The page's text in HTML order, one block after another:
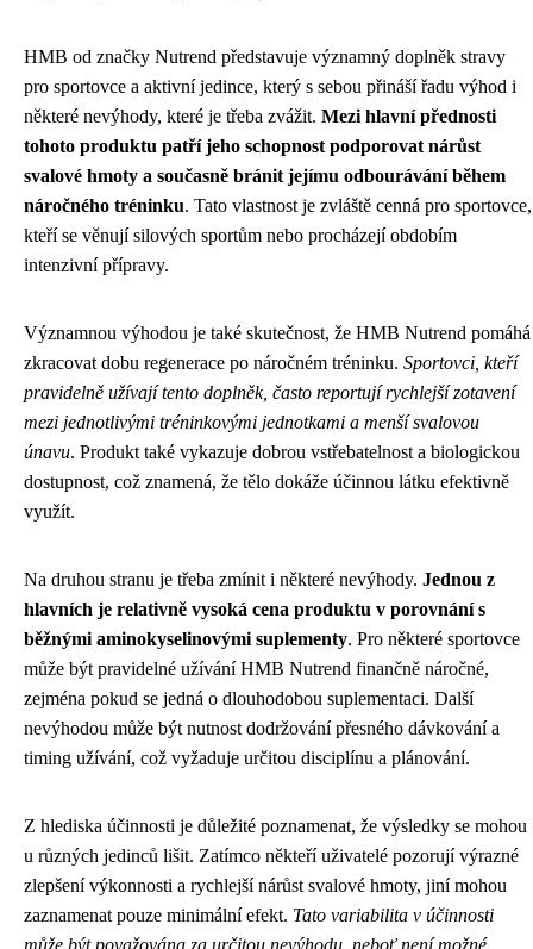
HMB od značky Nutrend představuje významný doplněk stravy
pro sportovce a aktivní jedince, který s sebou přináší řadu výhod i
některé nevýhody, které je třeba zvážit. Mezi hlavní přednosti
tohoto produktu patří jeho schopnost podporovat nárůst
svalové hmoty a současně bránit jejímu odbourávání během
náročného tréninku. Tato vlastnost je zvláště cenná pro sportovce,
kteří se věnují silových sportům nebo procházejí obdobím
intenzivní přípravy.
Významnou výhodou je také skutečnost, že HMB Nutrend pomáhá
zkracovat dobu regenerace po náročném tréninku. Sportovci, kteří
pravidelně užívají tento doplněk, často reportují rychlejší zotavení
mezi jednotlivými tréninkovými jednotkami a menší svalovou
únavu. Produkt také vykazuje dobrou vstřebatelnost a biologickou
dostupnost, což znamená, že tělo dokáže účinnou látku efektivně
využít.
Na druhou stranu je třeba zmínit i některé nevýhody. Jednou z
hlavních je relativně vysoká cena produktu v porovnání s
běžnými aminokyselinovými suplementy. Pro některé sportovce
může být pravidelné užívání HMB Nutrend finančně náročné,
zejména pokud se jedná o dlouhodobou suplementaci. Další
nevýhodou může být nutnost dodržování přesného dávkování a
timing užívání, což vyžaduje určitou disciplínu a plánování.
Z hlediska účinnosti je důležité poznamenat, že výsledky se mohou
u různých jedinců lišit. Zatímco někteří uživatelé pozorují výrazné
zlepšení výkonnosti a rychlejší nárůst svalové hmoty, jiní mohou
zaznamenat pouze minimální efekt. Tato variabilita v účinnosti
může být považována za určitou nevýhodu, neboť není možné